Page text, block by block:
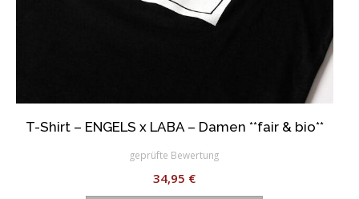
T-Shirt – ENGELS x LABA – Damen **fair & bio**
geprüfte Bewertung
34,95 €